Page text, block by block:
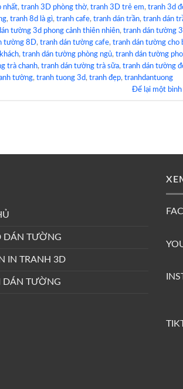
nhất, tranh 3D phòng thờ, tranh 3D trẻ em, tranh 3d
, tranh 8d là gì, tranh cafe, tranh dán trần, tranh dán
tường 3d phong cảnh thiên nhiên, tranh dán tường
tường 8D, tranh dán tường cafe, tranh dán tường cho
, tranh dán tường phòng ngủ, tranh dán tường
trà chanh, tranh dán tường trà sữa, tranh dán tường
tường, tranh tuong 3d, tranh đẹp, tranhdantuong
Để lại một bình
DÁN TƯỜNG
IN TRANH 3D
DÁN TƯỜNG